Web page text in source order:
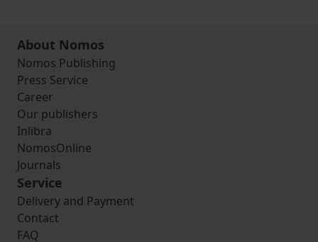
About Nomos
Nomos Publishing
Press Service
Career
Our publishers
Inlibra
NomosOnline
Journals
Service
Delivery and Payment
Contact
FAQ